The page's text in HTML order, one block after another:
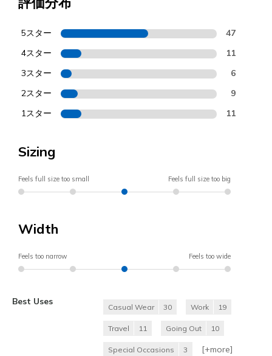
5スター 47
4スター 11
3スター 6
2スター 9
1スター 11
Sizing
Feels full size too small Feels full size too big
Width
Feels too narrow Feels too wide
Best Uses
Casual Wear 30 Work 19
Travel 11 Going Out 10
Special Occasions 3 [+more]